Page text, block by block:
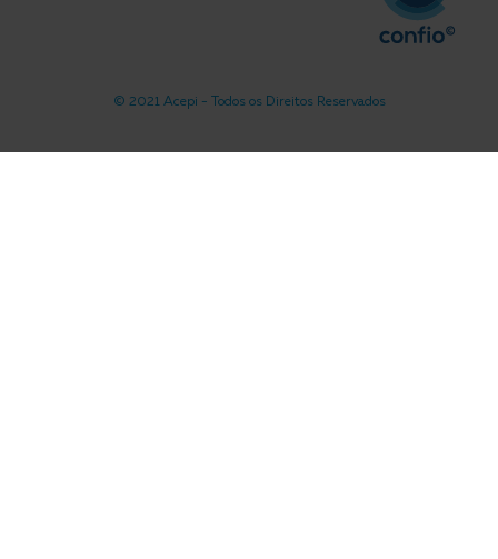
© 2021 Acepi - Todos os Direitos Reservados